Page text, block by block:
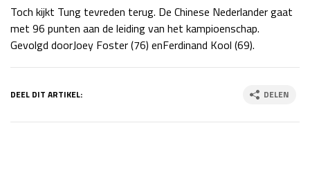
Kwalificatie
za 05:00 - 06:00
Race
zo 05:00 - 07:00
Toch kijkt Tung tevreden terug. De Chinese Nederlander gaat
met 96 punten aan de leiding van het kampioenschap.
Gevolgd doorJoey Foster (76) enFerdinand Kool (69).
DEEL DIT ARTIKEL: DELEN